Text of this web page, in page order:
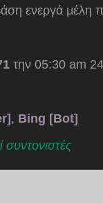
ενεργά μέλη
την 05:30 am
, Bing [Bot]
συντονιστές